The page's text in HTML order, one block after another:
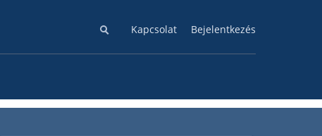
Kapcsolat Bejelentkezés